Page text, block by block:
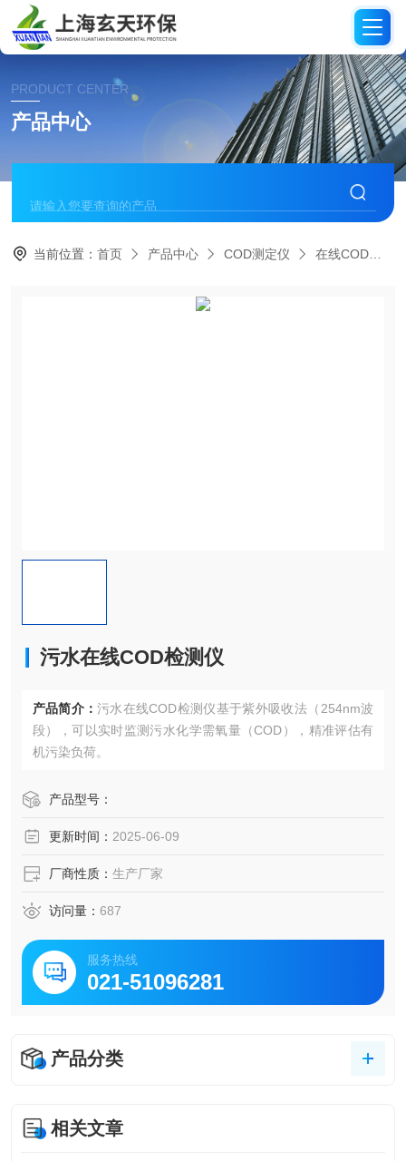
PRODUCT CENTER
产品中心
当前位置：首页 产品中心 COD测定仪 在线COD分析仪
污水在线COD检测仪
产品简介： 污水在线COD检测仪基于紫外吸收法​​（254nm波
段），可以实时监测污水化学需氧量（COD），精准评估有
机污染负荷。
产品型号：
更新时间： 2025-06-09
厂商性质： 生产厂家
访问量： 687
服务热线
021-51096281
产品分类
相关文章